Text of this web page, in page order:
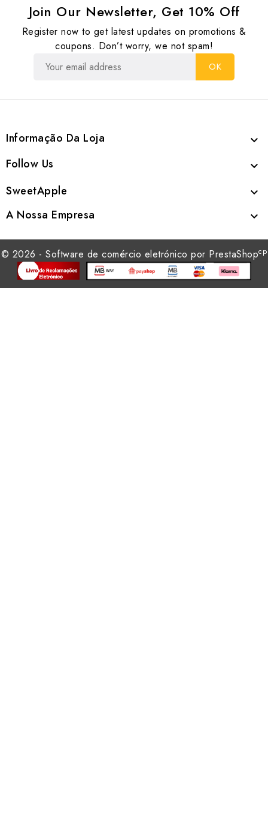
Join Our Newsletter, Get 10% Off
Register now to get latest updates on promotions &
coupons. Don’t worry, we not spam!
Informação Da Loja 
Follow Us 
SweetApple 
A Nossa Empresa 
© 2026 - Software de comércio eletrónico por PrestaShopcp